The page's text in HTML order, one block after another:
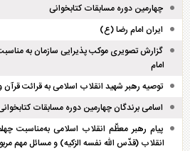
چهارمین دوره مسابقات کتابخوانی
ایران امام رضا (ع)
گزارش تصویری موکب پذیرایی سازمان به
امام
توصیه رهبر شهید انقلاب اسلامی به قرائت
اسامی برندگان چهارمین دوره مسابقات
پیام رهبر معظّم انقلاب اسلامی به‌مناسبت
انقلاب (قدّس الله نفسه الزکیه) و مسائل مهم